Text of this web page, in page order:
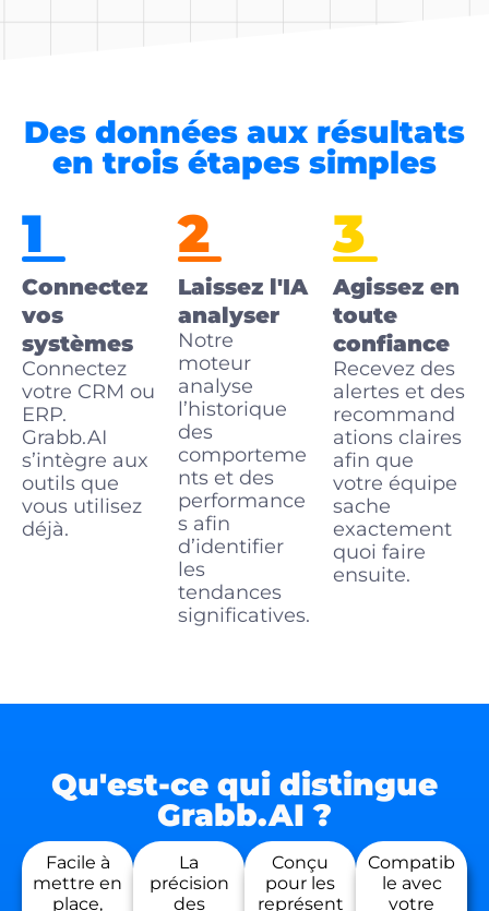
Des données aux résultats
en trois étapes simples
1
Connectez
vos
systèmes
Connectez
votre CRM ou
ERP.
Grabb.AI
s’intègre aux
outils que
vous utilisez
déjà.
2
Laissez l'IA
analyser
Notre
moteur
analyse
l’historique
des
comporteme
nts et des
performance
s afin
d’identifier
les
tendances
significatives.
3
Agissez en
toute
confiance
Recevez des
alertes et des
recommand
ations claires
afin que
votre équipe
sache
exactement
quoi faire
ensuite.
Qu'est-ce qui distingue
Grabb.AI ?
Facile à
mettre en
place,
La
précision
des
Conçu
pour les
représent
Compatib
le avec
votre